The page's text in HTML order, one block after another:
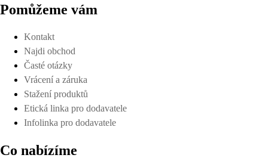
Pomůžeme vám
Kontakt
Najdi obchod
Časté otázky
Vrácení a záruka
Stažení produktů
Etická linka pro dodavatele
Infolinka pro dodavatele
Co nabízíme